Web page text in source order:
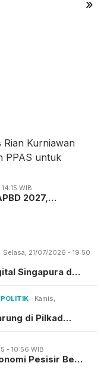
»
WIB
2027,…
Selasa, 21/07/2026 - 19:50
Singapura d…
POLITIK
Kamis,
di Pilkad…
- 10:56 WIB
Pesisir Be…